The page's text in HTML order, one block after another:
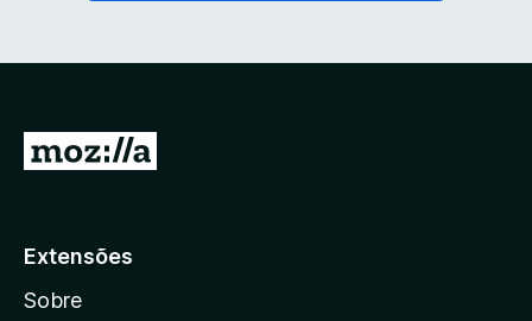
a
a
Extensões
Sobre